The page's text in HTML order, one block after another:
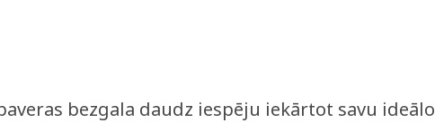
bezgala daudz iespēju iekārtot savu ideālo